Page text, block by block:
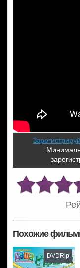
Похожие
DVDRip